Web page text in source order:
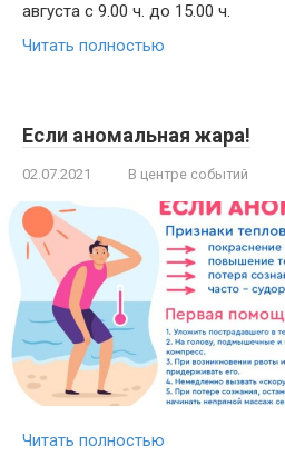
августа с 9.00 ч. до 15.00 ч.
Читать полностью
Если аномальная жара!
02.07.2021 В центре событий
Читать полностью